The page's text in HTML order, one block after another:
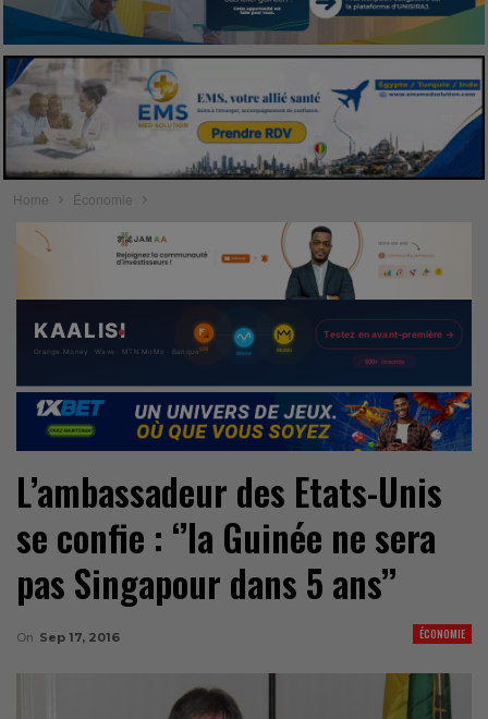
Home Économie
L’ambassadeur des Etats-Unis
se confie : ‘’la Guinée ne sera
pas Singapour dans 5 ans’’
ÉCONOMIE
On Sep 17, 2016